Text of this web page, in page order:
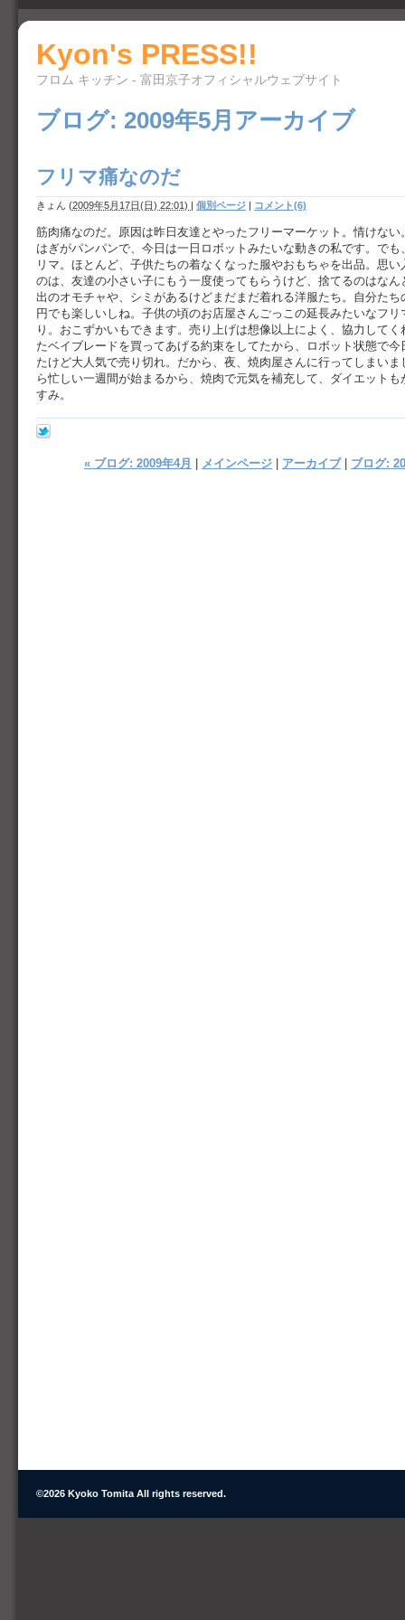
Kyon's PRESS!!
フロム キッチン - 富田京子オフィシャルウェブサイト
ブログ: 2009年5月アーカイブ
フリマ痛なのだ
きょん (2009年5月17日(日) 22:01) | 個別ページ | コメント(6)
筋肉痛なのだ。原因は昨日友達とやったフリーマーケット。情けない
はぎがパンパンで、今日は一日ロボットみたいな動きの私です。で
リマ。ほとんど、子供たちの着なくなった服やおもちゃを出品。思
のは、友達の小さい子にもう一度使ってもらうけど、捨てるのはなん
出のオモチャや、シミがあるけどまだまだ着れる洋服たち。自分たち
円でも楽しいしね。子供の頃のお店屋さんごっこの延長みたいなフ
り。おこずかいもできます。売り上げは想像以上によく、協力して
たベイブレードを買ってあげる約束をしてたから、ロボット状態で
たけど大人気で売り切れ。だから、夜、焼肉屋さんに行ってしまい
ら忙しい一週間が始まるから、焼肉で元気を補充して、ダイエット
すみ。
« ブログ: 2009年4月 メインページ アーカイブ| ブログ:
©2026 Kyoko Tomita All rights reserved.